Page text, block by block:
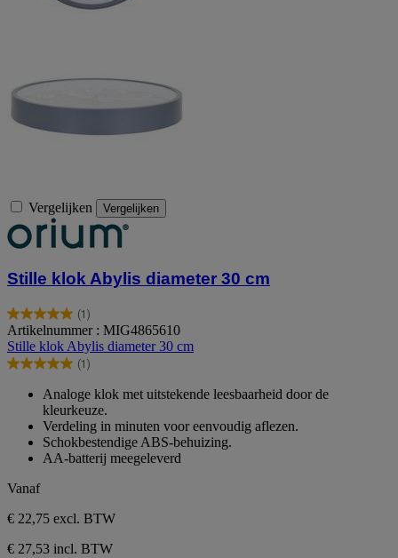
Vergelijken Vergelijken
Stille klok Abylis diameter 30 cm
(1)
5.0
van
de
5
beoordeling
Artikelnummer : MIG4865610
Stille klok Abylis diameter 30 cm
(1)
5.0
sterren.
beoordeling
Analoge klok met uitstekende leesbaarheid door de
kleurkeuze.
Verdeling in minuten voor eenvoudig aflezen.
Schokbestendige ABS-behuizing.
AA-batterij meegeleverd
Vanaf
€ 22,75 excl. BTW
€ 27,53 incl. BTW